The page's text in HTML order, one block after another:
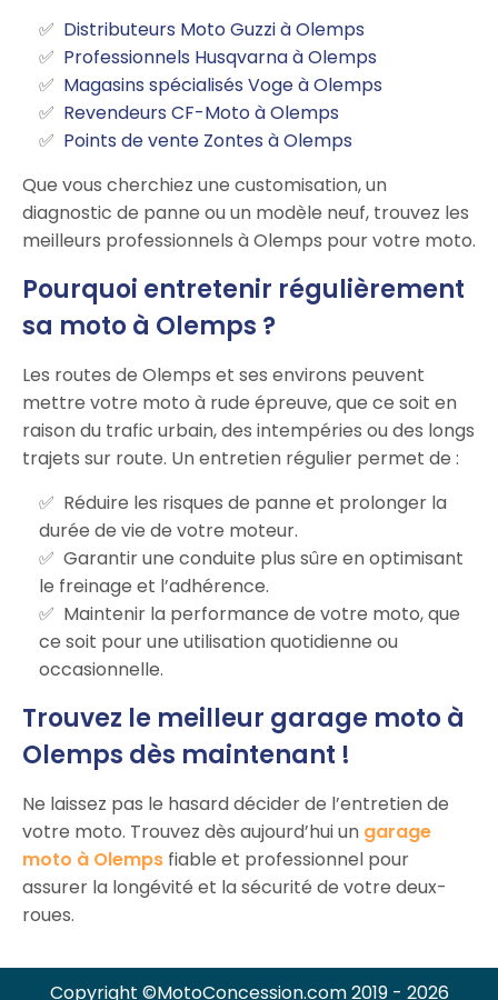
Distributeurs Moto Guzzi à Olemps
Professionnels Husqvarna à Olemps
Magasins spécialisés Voge à Olemps
Revendeurs CF-Moto à Olemps
Points de vente Zontes à Olemps
Que vous cherchiez une customisation, un
diagnostic de panne ou un modèle neuf, trouvez les
meilleurs professionnels à Olemps pour votre moto.
Pourquoi entretenir régulièrement
sa moto à Olemps ?
Les routes de Olemps et ses environs peuvent
mettre votre moto à rude épreuve, que ce soit en
raison du trafic urbain, des intempéries ou des longs
trajets sur route. Un entretien régulier permet de :
Réduire les risques de panne et prolonger la
durée de vie de votre moteur.
Garantir une conduite plus sûre en optimisant
le freinage et l’adhérence.
Maintenir la performance de votre moto, que
ce soit pour une utilisation quotidienne ou
occasionnelle.
Trouvez le meilleur garage moto à
Olemps dès maintenant !
Ne laissez pas le hasard décider de l’entretien de
votre moto. Trouvez dès aujourd’hui un garage
moto à Olemps fiable et professionnel pour
assurer la longévité et la sécurité de votre deux-
roues.
Copyright ©MotoConcession.com 2019 - 2026